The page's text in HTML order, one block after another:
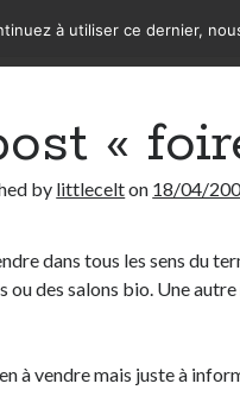
«
by littlecelton 18/04/
dans tous les sens du
des salons bio. Une autre
à vendre mais juste à
à utiliser ce dernier,